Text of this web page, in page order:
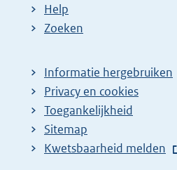
Help
Zoeken
Informatie hergebruiken
Privacy en cookies
Toegankelijkheid
Sitemap
E
Kwetsbaarheid melden